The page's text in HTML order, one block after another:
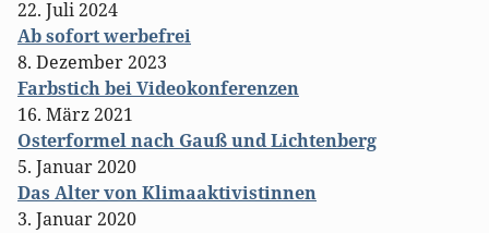
22. Juli 2024
Ab sofort werbefrei
8. Dezember 2023
Farbstich bei Videokonferenzen
16. März 2021
Osterformel nach Gauß und Lichtenberg
5. Januar 2020
Das Alter von Klimaaktivistinnen
3. Januar 2020